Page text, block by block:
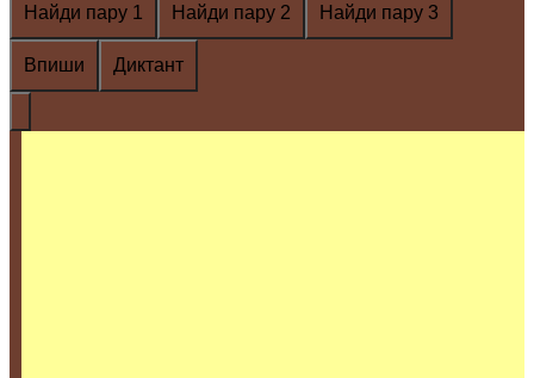
Найди пару 1
Найди пару 2 Найди пару 3
Впиши Диктант